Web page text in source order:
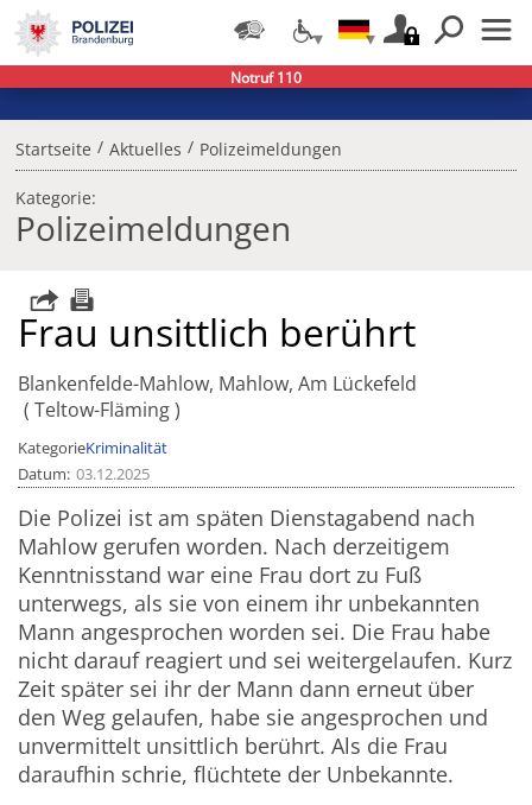
Startseite / Aktuelles / Polizeimeldungen
Kategorie:
Polizeimeldungen
Frau unsittlich berührt
Blankenfelde-Mahlow, Mahlow, Am Lückefeld
Teltow-Fläming
KategorieKriminalität
Datum 03.12.2025
Die Polizei ist am späten Dienstagabend nach
Mahlow gerufen worden. Nach derzeitigem
Kenntnisstand war eine Frau dort zu Fuß
unterwegs, als sie von einem ihr unbekannten
Mann angesprochen worden sei. Die Frau habe
nicht darauf reagiert und sei weitergelaufen. Kurz
Zeit später sei ihr der Mann dann erneut über
den Weg gelaufen, habe sie angesprochen und
unvermittelt unsittlich berührt. Als die Frau
daraufhin schrie, flüchtete der Unbekannte.
Notruf 110